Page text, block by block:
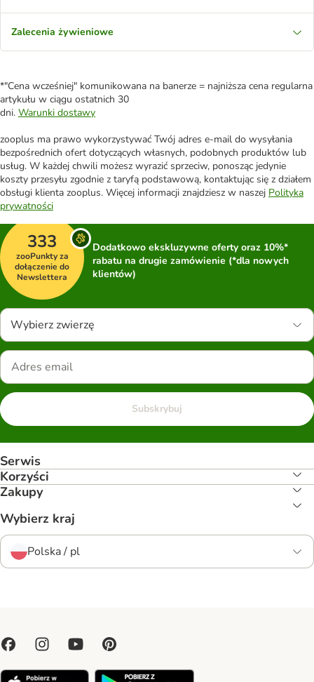
Zalecenia żywieniowe
*"Cena wcześniej" komunikowana na banerze = najniższa cena regularna
artykułu w ciągu ostatnich 30
dni. Warunki dostawy
zooplus ma prawo wykorzystywać Twój adres e-mail do wysyłania
bezpośrednich ofert dotyczących własnych, podobnych produktów lub
usług. W każdej chwili możesz wyrazić sprzeciw, ponosząc jedynie
koszty przesyłu zgodnie z taryfą podstawową, kontaktując się z działem
obsługi klienta zooplus. Więcej informacji znajdziesz w naszej Polityka
prywatności
333
zooPunkty za
dołączenie do
Newslettera
Dodatkowo ekskluzywne oferty oraz 10%*
rabatu na drugie zamówienie (*dla nowych
klientów)
Wybierz zwierzę
Subskrybuj
Serwis
Korzyści
Zakupy
Wybierz kraj
Polska / pl